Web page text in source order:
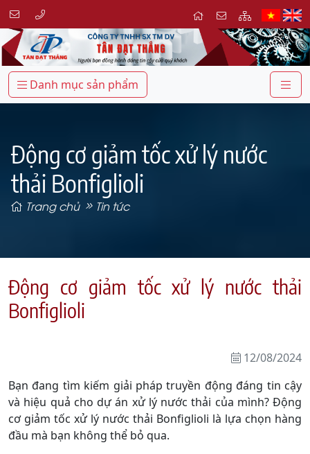
Danh mục sản phẩm
Động cơ giảm tốc xử lý nước
thải Bonfiglioli
Trang chủ Tin tức
Động cơ giảm tốc xử lý nước thải
Bonfiglioli
12/08/2024
Bạn đang tìm kiếm giải pháp truyền động đáng tin cậy
và hiệu quả cho dự án xử lý nước thải của mình? Động
cơ giảm tốc xử lý nước thải Bonfiglioli là lựa chọn hàng
đầu mà bạn không thể bỏ qua.